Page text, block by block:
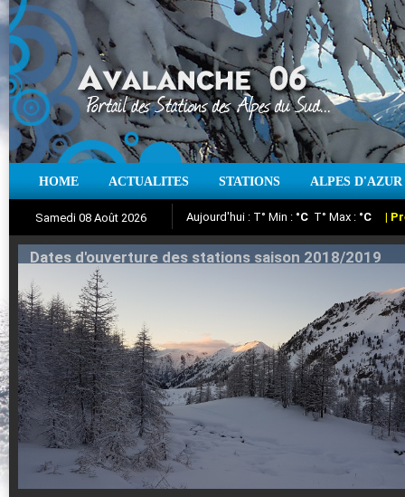
HOME ACTUALITES STATIONS ALPES D'AZUR
Samedi 08 Août 2026
Aujourd'hui : T° Min :°CT° Max :°C |
Iso à 0° :mNeige sur 12 heures :cm
Suivez en direct l'actualité des stations